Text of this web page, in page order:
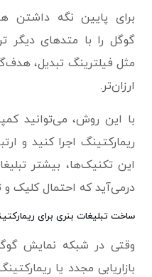
برای پایین نگه داشتن
گوگل را با متدهای دیگر
مثل فیلترینگ تبدیل،
ارزان‌تر.
با این روش، می‌توانید
ریمارکتینگ اجرا کنید و
این تکنیک‌ها، بیشتر
درمی‌آید که احتمال کلیک و
ساخت تبلیغات بنری برای
بازاریابی مجدد یا